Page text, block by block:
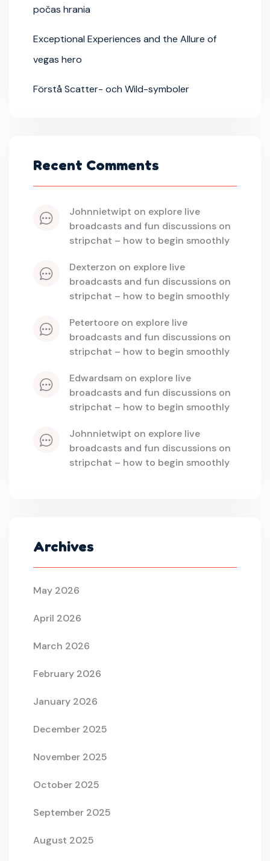
počas hrania
Exceptional Experiences and the Allure of
vegas hero
Förstå Scatter- och Wild-symboler
Recent Comments
johnnietwipt on explore live
broadcasts and fun discussions on
stripchat – how to begin smoothly
dexterzon on explore live
broadcasts and fun discussions on
stripchat – how to begin smoothly
petertoore on explore live
broadcasts and fun discussions on
stripchat – how to begin smoothly
edwardsam on explore live
broadcasts and fun discussions on
stripchat – how to begin smoothly
johnnietwipt on explore live
broadcasts and fun discussions on
stripchat – how to begin smoothly
Archives
May 2026
April 2026
March 2026
February 2026
January 2026
December 2025
November 2025
October 2025
September 2025
August 2025